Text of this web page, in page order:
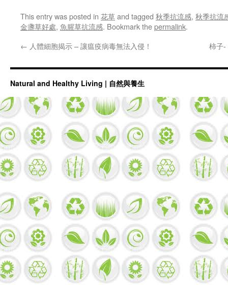
This entry was posted in 花草and tagged 秋季抗流感, 秋季抗流
金盞草好處, 魚腥草抗流感. Bookmark thepermalink.
← 人體細胞揭示 – 讓瘟疫病毒無法入侵！ 柿子
Natural and Healthy Living | 自然與養生